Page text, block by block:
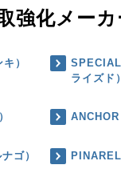
強化メーカ
）
ライズド）
ANCHOR
ゴ）